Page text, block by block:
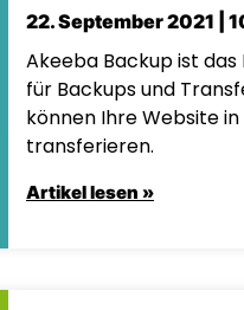
22. September 2021 |
Akeeba Backup ist
für Backups und
können Ihre Website
transferieren.
Artikel lesen »